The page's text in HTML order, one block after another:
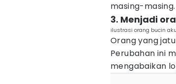
masing-masing.
3. Menjadi
ilustrasi orang bucin
Orang yang
Perubahan ini
mengabaikan